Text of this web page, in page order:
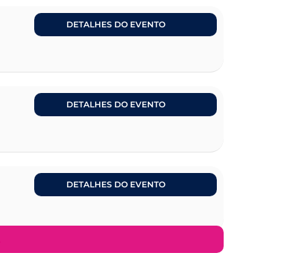
DETALHES DO EVENTO
DETALHES DO EVENTO
DETALHES DO EVENTO